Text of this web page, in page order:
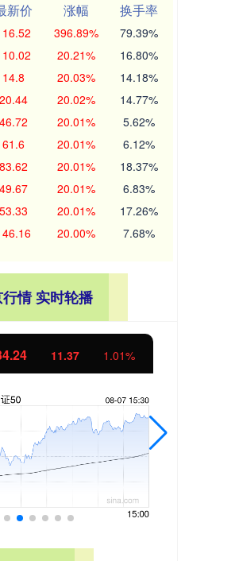
新价 涨幅
换手率
396.89% 79.39%
20.21% 16.80%
14.8 20.03% 14.18%
20.44 20.02% 14.77%
46.72 20.01% 5.62%
61.6 20.01% 6.12%
83.62 20.01% 18.37%
49.67 20.01% 6.83%
53.33 20.01% 17.26%
20.00% 7.68%
情 实时轮播
11.37 1.01%